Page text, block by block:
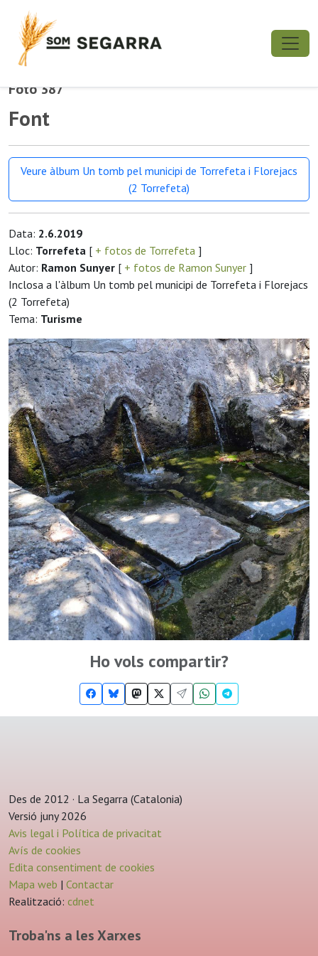
Foto 387
Font
Veure àlbum Un tomb pel municipi de Torrefeta i Florejacs
(2 Torrefeta)
Data: 2.6.2019
Lloc: Torrefeta [ + fotos de Torrefeta ]
Autor: Ramon Sunyer [ + fotos de Ramon Sunyer ]
Inclosa a l'àlbum Un tomb pel municipi de Torrefeta i Florejacs
(2 Torrefeta)
Tema: Turisme
Ho vols compartir?
Des de 2012 · La Segarra (Catalonia)
Versió juny 2026
Avis legal i Política de privacitat
Avís de cookies
Edita consentiment de cookies
Mapa web | Contactar
Realització: cdnet
Troba'ns a les Xarxes